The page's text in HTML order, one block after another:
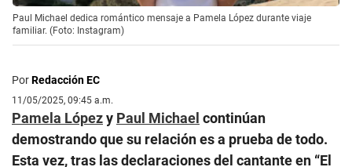
Paul Michael dedica romántico mensaje a Pamela López durante viaje
familiar. (Foto: Instagram)
PorRedacción EC
11/05/2025, 09:45 a.m.
Pamela Lópezy Paul Michael continúan
demostrando que su relación es a prueba de todo.
Esta vez, tras las declaraciones del cantante en “El